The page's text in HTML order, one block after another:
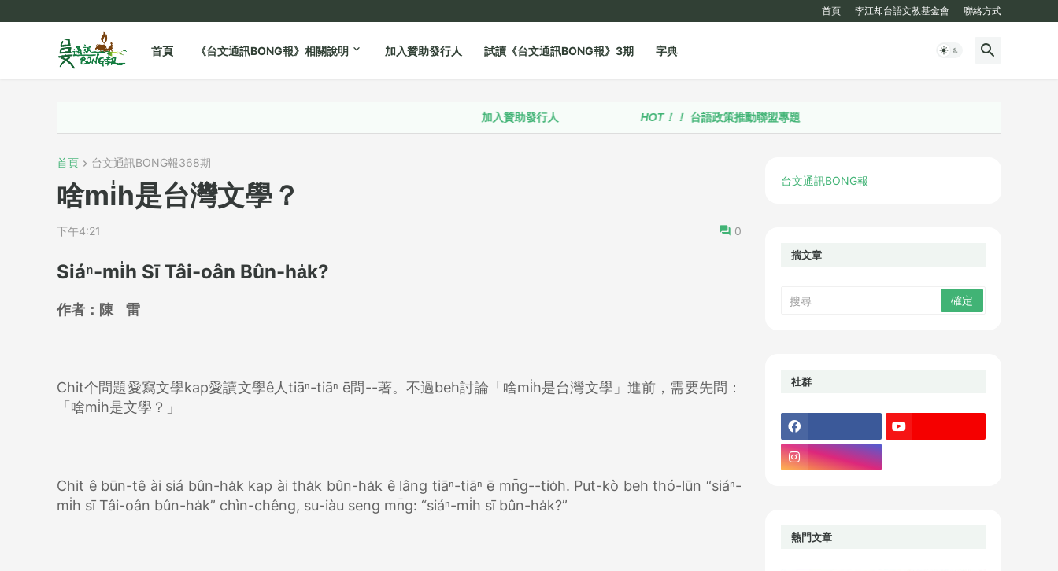
首頁 李江却台語文教基金會 聯絡方式
首頁 《台文通訊BONG報》相關說明 加入贊助發行人 試讀《台文通訊BONG報》3期 字典
加入贊助發行人 台語政策推動聯盟專題
首頁 台文通訊BONG報368期
啥mi̍h是台灣文學？
下午4:21 0
Siáⁿ-mi̍h Sī Tâi-oân Bûn-ha̍k?
作者： 陳 雷
Chit个問題愛寫文學kap愛讀文學ê人tiāⁿ-tiāⁿ ē問--著。不過beh討論「啥mi̍h是台灣文學」進前，需要先問：
「啥mi̍h是文學？」
Chit ê būn-tê ài siá bûn-ha̍k kap ài tha̍k bûn-ha̍k ê lâng tiāⁿ-tiāⁿ ē mn̄g--tio̍h. Put-kò beh thó-lūn “siáⁿ-
mi̍h sī Tâi-oân bûn-ha̍k” chìn-chêng, su-iàu seng mn̄g: “siáⁿ-mi̍h sī bûn-ha̍k?”
台文通訊BONG報
揣文章
社群
熱門文章